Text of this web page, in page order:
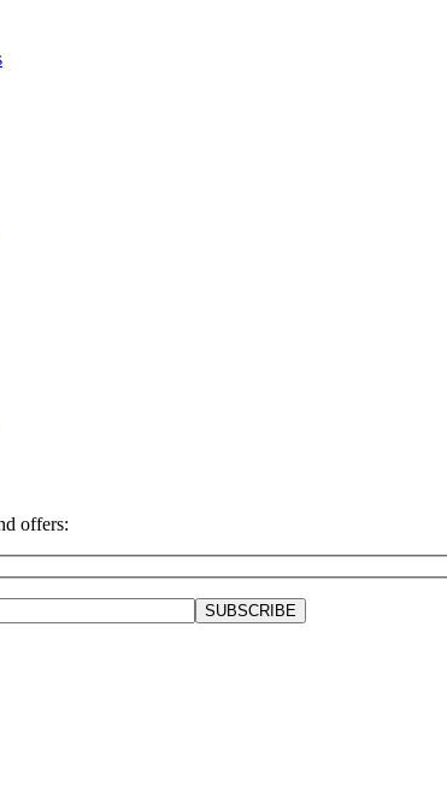
offers: